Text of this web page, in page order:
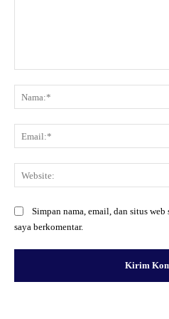
Simpan nama, email, dan situs
saya berkomentar.